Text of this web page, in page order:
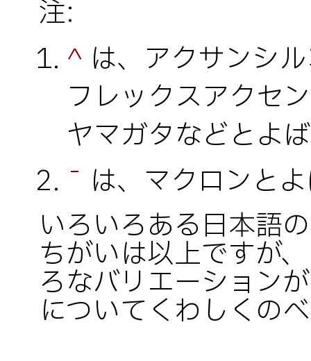
注:
^ は、アクサンシ
フレックスアクセ
ヤマガタなどとよ
¯ は、マクロンと
いろいろある日本語
ちがいは以上ですが
ろなバリエーション
についてくわしくの